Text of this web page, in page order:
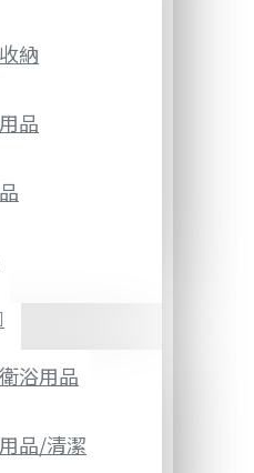
納
品
浴用品
品/清潔